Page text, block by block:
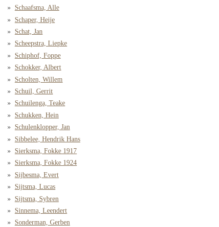
Schaafsma, Alle
Schaper, Heije
Schat, Jan
Scheepstra, Liepke
Schiphof, Foppe
Schokker, Albert
Scholten, Willem
Schuil, Gerrit
Schuilenga, Teake
Schukken, Hein
Schulenklopper, Jan
Sibbelee, Hendrik Hans
Sierksma, Fokke 1917
Sierksma, Fokke 1924
Sijbesma, Evert
Sijtsma, Lucas
Sijtsma, Sybren
Sinnema, Leendert
Sonderman, Gerben